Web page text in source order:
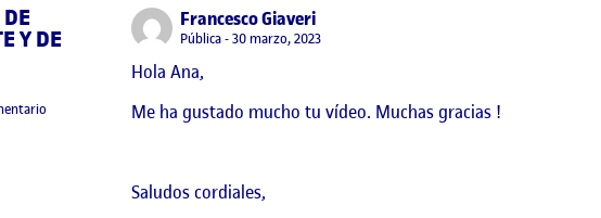
Y DE
en PEC 1 SEMINARIO DE TEORÍAS DEL ARTE Y DE LA CULTURA
Francesco Giaverisays:
Visibilidad:
Pública 30 marzo, 2023
Hola Ana,
Me ha gustado mucho tu vídeo. Muchas gracias !
Saludos cordiales,